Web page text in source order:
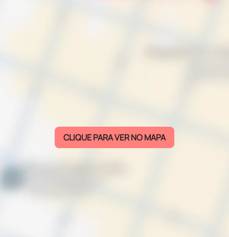
CLIQUE PARA VER NO MAPA